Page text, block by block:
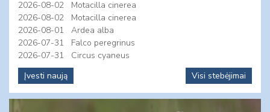
2026-08-02
Motacilla cinerea
2026-08-02
Motacilla cinerea
2026-08-01
Ardea alba
2026-07-31
Falco peregrinus
2026-07-31
Circus cyaneus
Įvesti naują
Visi stebėjimai